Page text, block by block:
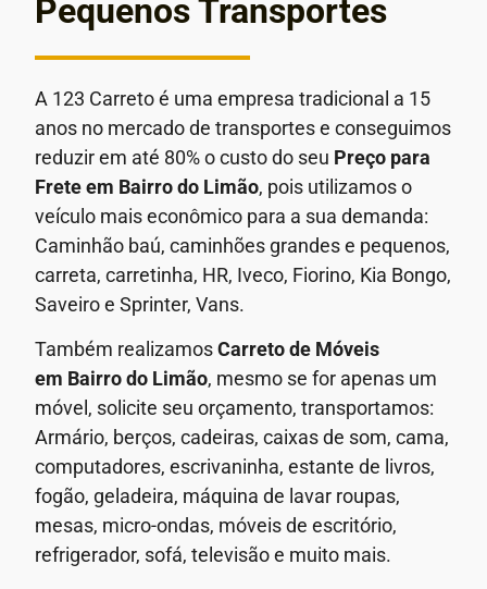
Pequenos Transportes
A 123 Carreto é uma empresa tradicional a 15
anos no mercado de transportes e conseguimos
reduzir em até 80% o custo do seu Preço para
Frete em Bairro do Limão, pois utilizamos o
veículo mais econômico para a sua demanda:
Caminhão baú, caminhões grandes e pequenos,
carreta, carretinha, HR, Iveco, Fiorino, Kia Bongo,
Saveiro e Sprinter, Vans.
Também realizamosCarreto de Móveis
em Bairro do Limão, mesmo se for apenas um
móvel, solicite seu orçamento, transportamos:
Armário, berços, cadeiras, caixas de som, cama,
computadores, escrivaninha, estante de livros,
fogão, geladeira, máquina de lavar roupas,
mesas, micro-ondas, móveis de escritório,
refrigerador, sofá, televisão e muito mais.